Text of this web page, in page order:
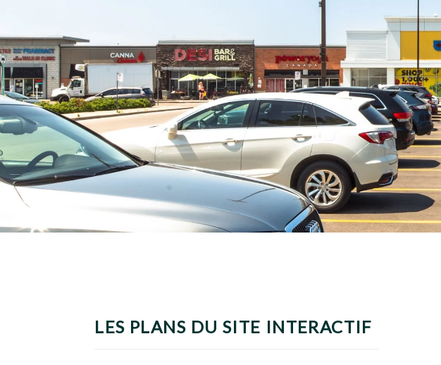
LES PLANS DU SITE INTERACTIF